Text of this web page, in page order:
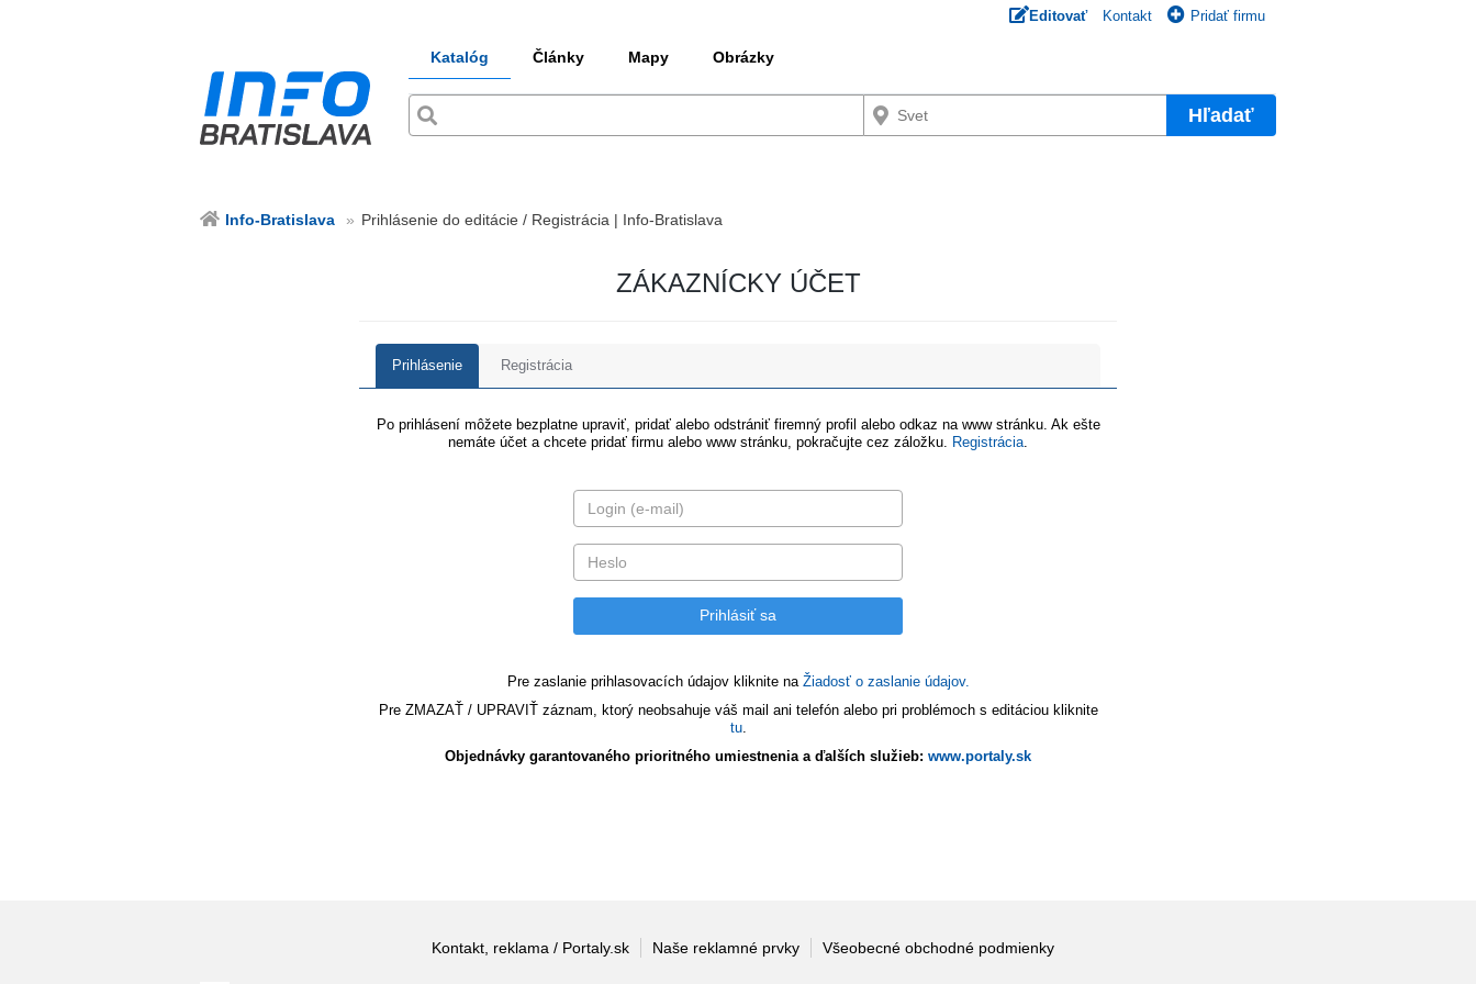
Editovať Kontakt Pridať firmu
Katalóg Články Mapy Obrázky
Hľadať
Info-Bratislava Prihlásenie do editácie / Registrácia | Info-Bratislava
ZÁKAZNÍCKY ÚČET
Prihlásenie Registrácia
Po prihlásení môžete bezplatne upraviť, pridať alebo odstrániť firemný profil alebo odkaz na www stránku. Ak ešte
nemáte účet a chcete pridať firmu alebo www stránku, pokračujte cez záložku.
Registrácia
Pre zaslanie prihlasovacích údajov kliknite na Žiadosť o zaslanie údajov.
Pre ZMAZAŤ / UPRAVIŤ záznam, ktorý neobsahuje váš mail ani telefón alebo pri problémoch s editáciou kliknite
tu.
Objednávky garantovaného prioritného umiestnenia a ďalších služieb: www.portaly.sk
Kontakt, reklama / Portaly.sk Naše reklamné prvky Všeobecné obchodné podmienky